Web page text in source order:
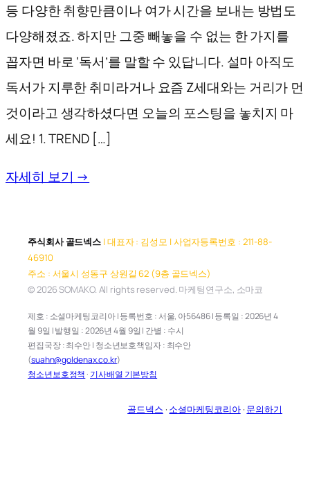
등 다양한 취향만큼이나 여가 시간을 보내는 방법도
다양해졌죠. 하지만 그중 빼놓을 수 없는 한 가지를
꼽자면 바로 ‘독서’를 말할 수 있답니다. 설마 아직도
독서가 지루한 취미라거나 요즘 Z세대와는 거리가 먼
것이라고 생각하셨다면 오늘의 포스팅을 놓치지 마
세요! 1. TREND […]
자세히 보기 →
주식회사 골드넥스 | 대표자 : 김성모 | 사업자등록번호 : 211-88-
46910
주소 : 서울시 성동구 상원길 62 (9층 골드넥스)
© 2026 SOMAKO. All rights reserved. 마케팅연구소, 소마코
제호 : 소셜마케팅코리아 | 등록번호 : 서울, 아56486 | 등록일 : 2026년 4
월 9일 | 발행일 : 2026년 4월 9일 | 간별 : 수시
편집국장 : 최수안 | 청소년보호책임자 : 최수안
(suahn@goldenax.co.kr)
청소년보호정책 · 기사배열 기본방침
골드넥스 · 소셜마케팅코리아· 문의하기